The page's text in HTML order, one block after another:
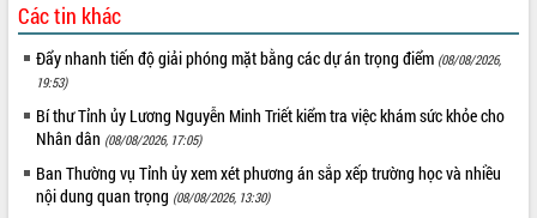
Ngành cá ngừ Đắk Lắk chủ động thích
ứng để giữ vững thị trường xuất khẩu
Diễn đàn Kinh tế tư nhân Việt Nam đột
phá cơ chế - Hợp tác công tư
Đề án 06 tạo bước ngoặt đột phá trong
cải cách hành chính tỉnh Đắk Lắk
Kết nối tour, đẩy mạnh chuyển đổi số
để phát triển du lịch Đắk Lắk
Các tin khác
Đẩy nhanh tiến độ giải phóng mặt bằng các dự án trọng điểm (08/08/2026,
19:53)
Bí thư Tỉnh ủy Lương Nguyễn Minh Triết kiểm tra việc khám sức khỏe cho
Nhân dân (08/08/2026, 17:05)
Ban Thường vụ Tỉnh ủy xem xét phương án sắp xếp trường học và nhiều
nội dung quan trọng (08/08/2026, 13:30)